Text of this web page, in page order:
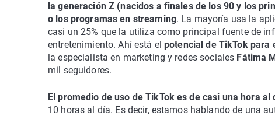
la generación Z (nacidos a finales de los 90 y los
o los programas en streaming. La mayoría usa la
casi un 25% que la utiliza como principal fuente de
entretenimiento. Ahí está elpotencial de TikTok para
la especialista en marketing y redes sociales Fátima
mil seguidores.
El promedio de uso de TikTok es de casi una hora al
10 horas al día. Es decir, estamos hablando de una